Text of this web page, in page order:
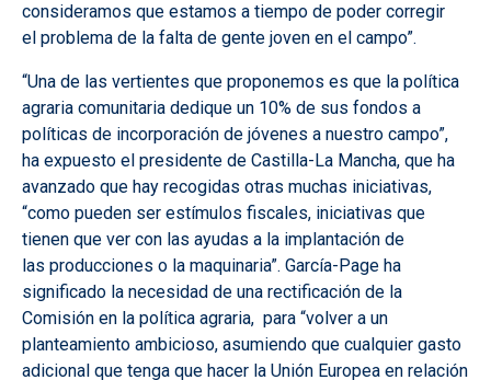
consideramos que estamos a tiempo de poder corregir
el problema de la falta de gente joven en el campo”.
“Una de las vertientes que proponemos es que la política
agraria comunitaria dedique un 10% de sus fondos a
políticas de incorporación de jóvenes a nuestro campo”,
ha expuesto el presidente de Castilla-La Mancha, que ha
avanzado que hay recogidas otras muchas iniciativas,
“como pueden ser estímulos fiscales, iniciativas que
tienen que ver con las ayudas a la implantación de
las producciones o la maquinaria”. García-Page ha
significado la necesidad de una rectificación de la
Comisión en la política agraria, para “volver a un
planteamiento ambicioso, asumiendo que cualquier gasto
adicional que tenga que hacer la Unión Europea en relación